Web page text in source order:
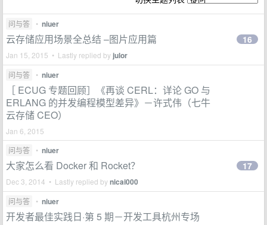
问与答 • niuer
云存储应用场景全总结 –图片应用篇
Jan 15, 2015 • Lastly replied by julor
16
问与答 • niuer
［ ECUG 专题回顾］《再谈 CERL：详论 GO 与
ERLANG 的并发编程模型差异》－许式伟（七牛
云存储 CEO）
Jan 6, 2015
问与答
• niuer
大家怎么看 Docker 和 Rocket？
Dec 3, 2014 • Lastly replied bynicai000
17
问与答 • niuer
开发者最佳实践日·第 5 期－开发工具杭州专场